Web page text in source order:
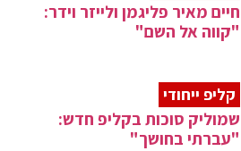
חיים מאיר פליגמן ולייזר וידר:
"קווה אל השם"
קליפ ייחודי
שמוליק סוכות בקליפ חדש:
"עברתי בחושך"